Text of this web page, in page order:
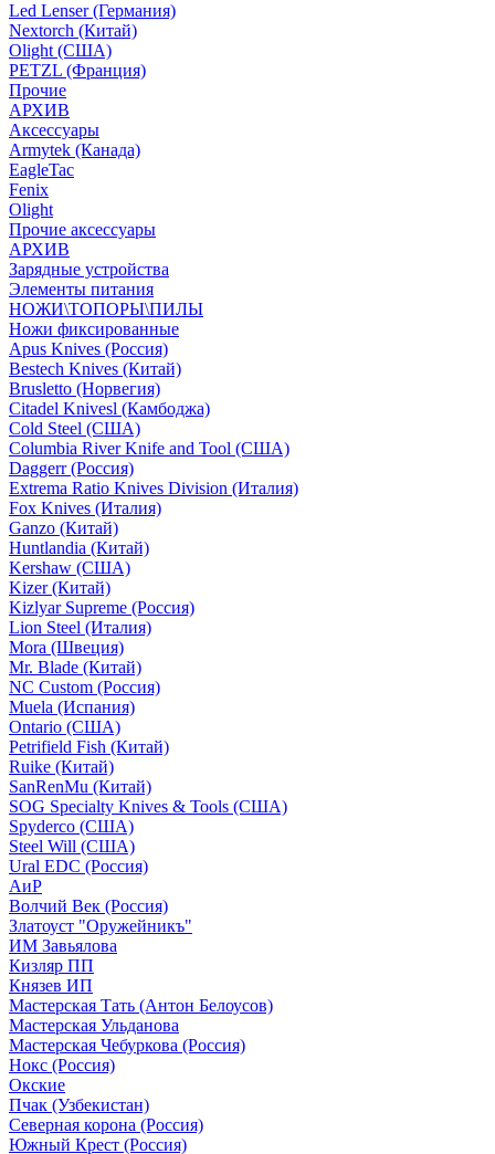
Led Lenser (Германия)
Nextorch (Китай)
Olight (США)
PETZL (Франция)
Прочие
АРХИВ
Аксессуары
Armytek (Канада)
EagleTac
Fenix
Olight
Прочие аксессуары
АРХИВ
Зарядные устройства
Элементы питания
НОЖИ\ТОПОРЫ\ПИЛЫ
Ножи фиксированные
Apus Knives (Россия)
Bestech Knives (Китай)
Brusletto (Норвегия)
Citadel Knivesl (Камбоджа)
Cold Steel (США)
Columbia River Knife and Tool (США)
Daggerr (Россия)
Extrema Ratio Knives Division (Италия)
Fox Knives (Италия)
Ganzo (Китай)
Huntlandia (Китай)
Kershaw (США)
Kizer (Китай)
Kizlyar Supreme (Россия)
Lion Steel (Италия)
Mora (Швеция)
Mr. Blade (Китай)
NC Custom (Россия)
Muela (Испания)
Ontario (США)
Petrifield Fish (Китай)
Ruike (Китай)
SanRenMu (Китай)
SOG Specialty Knives & Tools (США)
Spyderco (США)
Steel Will (США)
Ural EDC (Россия)
АиР
Волчий Век (Россия)
Златоуст "Оружейникъ"
ИМ Завьялова
Кизляр ПП
Князев ИП
Мастерская Тать (Антон Белоусов)
Мастерская Ульданова
Мастерская Чебуркова (Россия)
Нокс (Россия)
Окские
Пчак (Узбекистан)
Северная корона (Россия)
Южный Крест (Россия)